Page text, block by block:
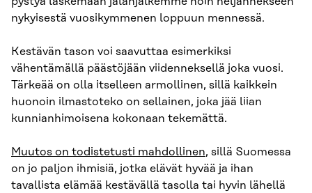
nykyisestä vuosikymmenen loppuun mennessä.
Kestävän tason voi saavuttaa esimerkiksi
vähentämällä päästöjään viidenneksellä joka vuosi.
Tärkeää on olla itselleen armollinen, sillä kaikkein
huonoin ilmastoteko on sellainen, joka jää liian
kunnianhimoisena kokonaan tekemättä.
Muutos on todistetusti mahdollinen, sillä Suomessa
on jo paljon ihmisiä, jotka elävät hyvää ja ihan
tavallista elämää kestävällä tasolla tai hyvin lähellä